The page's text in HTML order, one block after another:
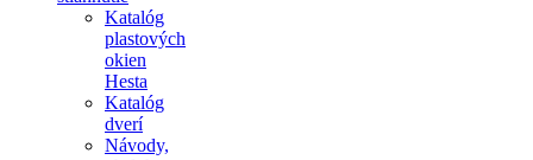
Katalóg
plastových
okien
Hesta
Katalóg
dverí
Návody,